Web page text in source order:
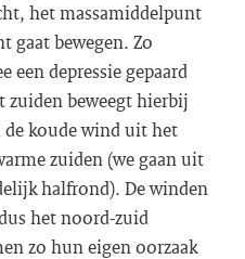
het massamiddelpunt
gaat bewegen. Zo
een depressie gepaard
zuiden beweegt hierbij
koude wind uit het
zuiden (we gaan uit
halfrond). De winden
het noord-zuid
zo hun eigen oorzaak